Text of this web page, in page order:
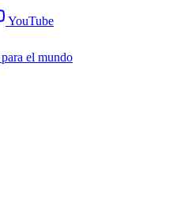
YouTube
el mundo